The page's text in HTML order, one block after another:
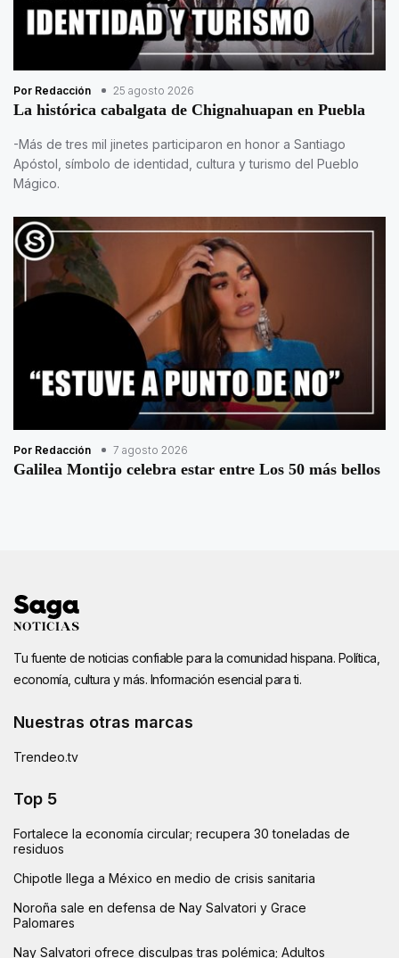
Por Redacción 25 agosto 2026
La histórica cabalgata de Chignahuapan en Puebla
-Más de tres mil jinetes participaron en honor a Santiago
Apóstol, símbolo de identidad, cultura y turismo del Pueblo
Mágico.
Por Redacción 7 agosto 2026
Galilea Montijo celebra estar entre Los 50 más bellos
Tu fuente de noticias confiable para la comunidad hispana. Política,
economía, cultura y más. Información esencial para ti.
Nuestras otras marcas
Trendeo.tv
Top 5
Fortalece la economía circular; recupera 30 toneladas de
residuos
Chipotle llega a México en medio de crisis sanitaria
Noroña sale en defensa de Nay Salvatori y Grace
Palomares
Nay Salvatori ofrece disculpas tras polémica; Adultos